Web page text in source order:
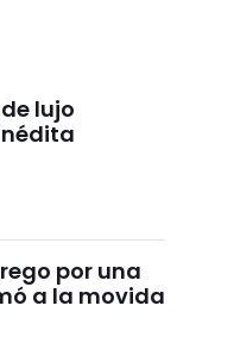
lujo
por una
a la movida